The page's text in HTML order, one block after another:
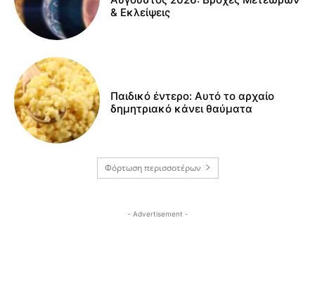
& Εκλείψεις
Παιδικό έντερο: Αυτό το αρχαίο
δημητριακό κάνει θαύματα
Φόρτωση περισσοτέρων
- Advertisement -